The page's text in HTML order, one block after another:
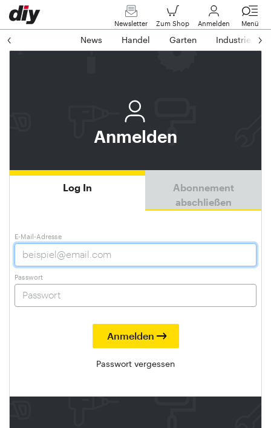
Newsletter Zum Shop Anmelden Menü
News Handel Garten Industrie
Anmelden
Log In
Abonnement
abschließen
E-Mail-Adresse
Passwort
Passwort vergessen